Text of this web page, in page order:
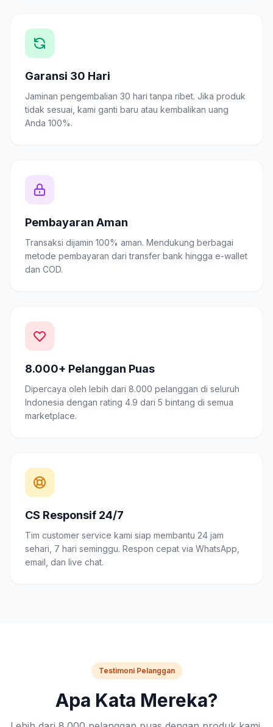
Garansi 30 Hari
Jaminan pengembalian 30 hari tanpa ribet. Jika produk
tidak sesuai, kami ganti baru atau kembalikan uang
Anda 100%.
Pembayaran Aman
Transaksi dijamin 100% aman. Mendukung berbagai
metode pembayaran dari transfer bank hingga e-wallet
dan COD.
8.000+ Pelanggan Puas
Dipercaya oleh lebih dari 8.000 pelanggan di seluruh
Indonesia dengan rating 4.9 dari 5 bintang di semua
marketplace.
CS Responsif 24/7
Tim customer service kami siap membantu 24 jam
sehari, 7 hari seminggu. Respon cepat via WhatsApp,
email, dan live chat.
Testimoni Pelanggan
Apa Kata Mereka?